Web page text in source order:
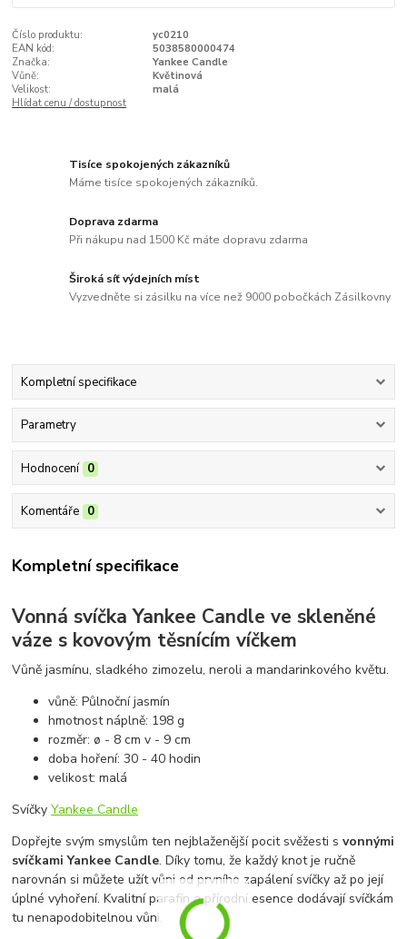
Číslo produktu:
yc0210
EAN kód:
5038580000474
Značka:
Yankee Candle
Vůně:
Květinová
Velikost:
malá
Hlídat cenu / dostupnost
Tisíce spokojených zákazníků
Máme tisíce spokojených zákazníků.
Doprava zdarma
Při nákupu nad 1500 Kč máte dopravu zdarma
Široká síť výdejních míst
Vyzvedněte si zásilku na více než 9000 pobočkách Zásilkovny
Kompletní specifikace
Parametry
Hodnocení 0
Komentáře 0
Kompletní specifikace
Vonná svíčka Yankee Candle ve skleněné
váze s kovovým těsnícím víčkem
Vůně jasmínu, sladkého zimozelu, neroli a mandarinkového květu.
vůně: Půlnoční jasmín
hmotnost náplně: 198 g
rozměr: ø - 8 cm v - 9 cm
doba hoření: 30 - 40 hodin
velikost: malá
SvíčkyYankee Candle
Dopřejte svým smyslům ten nejblaženější pocit svěžesti svonnými
svíčkami Yankee Candle. Díky tomu, že každý knot je ručně
narovnán si můžete užít vůni od prvního zapálení svíčky až po její
úplné vyhoření. Kvalitní parafín a přírodní esence dodávají svíčkám
tu nenapodobitelnou vůni.